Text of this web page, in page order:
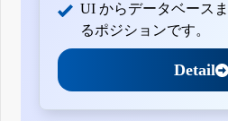
四半期報告書-第35期第2四半期(平成26
四半期報告書-第35期第1四半期(平成26
有価証券報告書-第34期(平成25年4月1
四半期報告書-第34期第3四半期(平成
UI からデータベース
るポジションです。
Detail